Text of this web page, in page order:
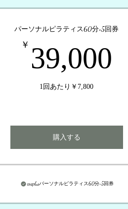
￥
パーソナルピラティス60分×5回券
￥ 39,000
1回あたり￥7,800
購入する
coaplusパーソナルピラティス60分×5回券